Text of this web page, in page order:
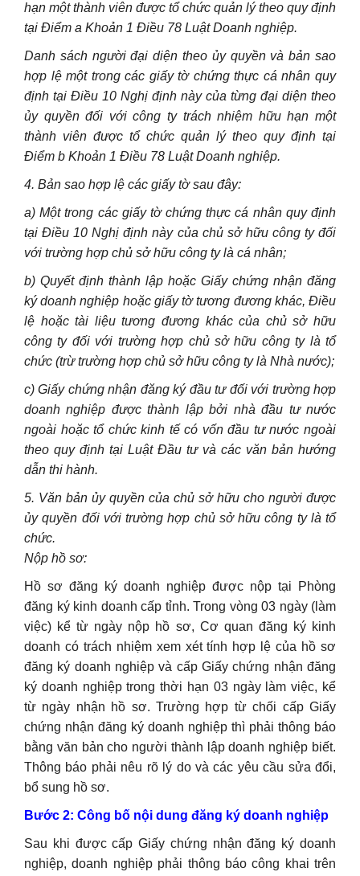
hạn một thành viên được tổ chức quản lý theo quy định
tại Điểm a Khoản 1 Điều 78 Luật Doanh nghiệp.
Danh sách người đại diện theo ủy quyền và bản sao
hợp lệ một trong các giấy tờ chứng thực cá nhân quy
định tại Điều 10 Nghị định này của từng đại diện theo
ủy quyền đối với công ty trách nhiệm hữu hạn một
thành viên được tổ chức quản lý theo quy định tại
Điểm b Khoản 1 Điều 78 Luật Doanh nghiệp.
4. Bản sao hợp lệ các giấy tờ sau đây:
a) Một trong các giấy tờ chứng thực cá nhân quy định
tại Điều 10 Nghị định này của chủ sở hữu công ty đối
với trường hợp chủ sở hữu công ty là cá nhân;
b) Quyết định thành lập hoặc Giấy chứng nhận đăng
ký doanh nghiệp hoặc giấy tờ tương đương khác, Điều
lệ hoặc tài liệu tương đương khác của chủ sở hữu
công ty đối với trường hợp chủ sở hữu công ty là tổ
chức (trừ trường hợp chủ sở hữu công ty là Nhà nước);
c) Giấy chứng nhận đăng ký đầu tư đối với trường hợp
doanh nghiệp được thành lập bởi nhà đầu tư nước
ngoài hoặc tổ chức kinh tế có vốn đầu tư nước ngoài
theo quy định tại Luật Đầu tư và các văn bản hướng
dẫn thi hành.
5. Văn bản ủy quyền của chủ sở hữu cho người được
ủy quyền đối với trường hợp chủ sở hữu công ty là tổ
chức.
Nộp hồ sơ:
Hồ sơ đăng ký doanh nghiệp được nộp tại Phòng
đăng ký kinh doanh cấp tỉnh. Trong vòng 03 ngày (làm
việc) kể từ ngày nộp hồ sơ, Cơ quan đăng ký kinh
doanh có trách nhiệm xem xét tính hợp lệ của hồ sơ
đăng ký doanh nghiệp và cấp Giấy chứng nhận đăng
ký doanh nghiệp trong thời hạn 03 ngày làm việc, kể
từ ngày nhận hồ sơ. Trường hợp từ chối cấp Giấy
chứng nhận đăng ký doanh nghiệp thì phải thông báo
bằng văn bản cho người thành lập doanh nghiệp biết.
Thông báo phải nêu rõ lý do và các yêu cầu sửa đổi,
bổ sung hồ sơ.
Bước 2: Công bố nội dung đăng ký doanh nghiệp
Sau khi được cấp Giấy chứng nhận đăng ký doanh
nghiệp, doanh nghiệp phải thông báo công khai trên